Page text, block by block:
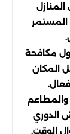
المستمر
مكافحة
المكان
والمطاعم
الدوري
الوقت.